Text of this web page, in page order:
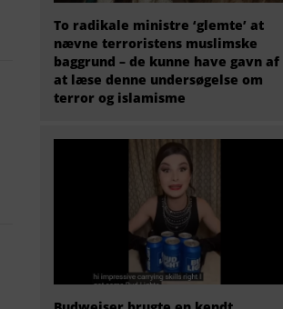
To radikale ministre ‘glemte’ at
nævne terroristens muslimske
baggrund – de kunne have gavn af
at læse denne undersøgelse om
terror og islamisme